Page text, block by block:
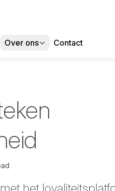
Over ons Contact